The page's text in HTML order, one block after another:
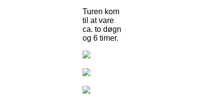
Turen kom
til at vare
ca. to døgn
og 6 timer.